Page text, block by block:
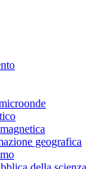
geografica